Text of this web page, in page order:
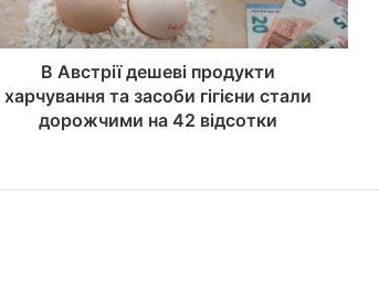
В Австрії дешеві продукти
харчування та засоби гігієни стали
дорожчими на 42 відсотки